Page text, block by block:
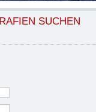
SUCHEN